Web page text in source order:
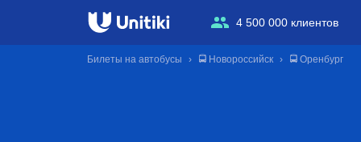
4 500 000 клиентов
Билеты на автобусы 🚍 Новороссийск 🚍 Оренбург